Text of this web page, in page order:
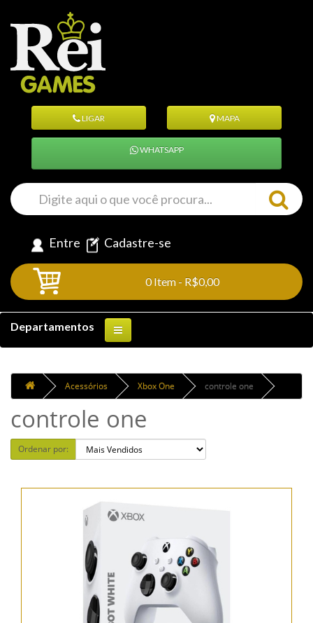
LIGAR MAPA
WHATSAPP
Entre Cadastre-se
0 Item - R$0,00
Departamentos
Acessórios Xbox One controle one
controle one
Ordenar por: